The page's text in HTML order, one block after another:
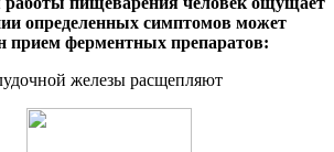
определенных симптомов может
прием ферментных препаратов: